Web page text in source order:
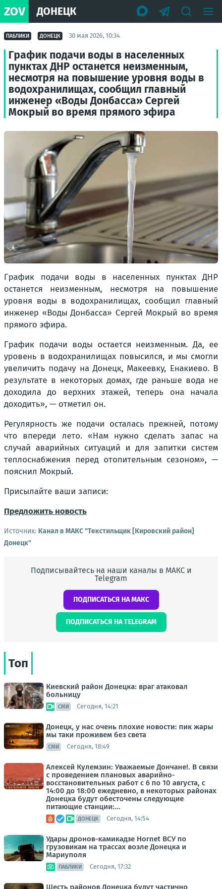
ZOV ДОНЕЦК
ПАБЛИКИ ДОНЕЦК 30 мая 2026, 10:34
График подачи воды в населенных
пунктах ДНР останется неизменным,
несмотря на повышение уровня воды в
водохранилищах, сообщил главный
инженер «Воды Донбасса» Сергей
Мокрый во время прямого эфира
График подачи воды в населенных пунктах ДНР
останется неизменным, несмотря на повышение
уровня воды в водохранилищах, сообщил главный
инженер «Воды Донбасса» Сергей Мокрый во время
прямого эфира.
График подачи воды остается неизменным. Да, ее
уровень в водохранилищах повысился, и мы смогли
увеличить подачу на Донецк, Макеевку, Енакиево. В
результате в некоторых домах, где раньше вода не
доходила до верхних этажей, теперь она начала
доходить», — отметил он.
Регулярность же подачи осталась прежней, потому
что впереди лето. «Нам нужно сделать запас на
случай аварийных ситуаций и для запитки систем
теплоснабжения перед отопительным сезоном», —
пояснил Мокрый.
Присылайте ваши записи:
Предложить новость
Источник: Канал в МАКС "Текстильщик [Кировский район]
Донецк"
Подписывайтесь на наши каналы в МАКС и
Telegram
ПОДПИСАТЬСЯ НА МАКС
ПОДПИСАТЬСЯ НА TELEGRAM
Топ
Киевский район Донецка: враг атаковал
больницу
СМИ Сегодня, 14:21
Донецк, у нас очень плохие новости: пик жары
мы таки проживем без света
СМИ Сегодня, 18:49
Алексей Кулемзин: Уважаемые Дончане!. В связи
с проведением плановых аварийно-
восстановительных работ с 6 по 10 августа, с
14:00 до 18:00 ежедневно, в некоторых районах
Донецка будут обесточены следующие
питающие станции:...
ДОНЕЦК Сегодня, 14:54
Удары дронов-камикадзе Hornet ВСУ по
грузовикам на трассах возле Донецка и
Мариуполя
ПАБЛИКИ Сегодня, 17:32
Шесть районов Донецка будут частично